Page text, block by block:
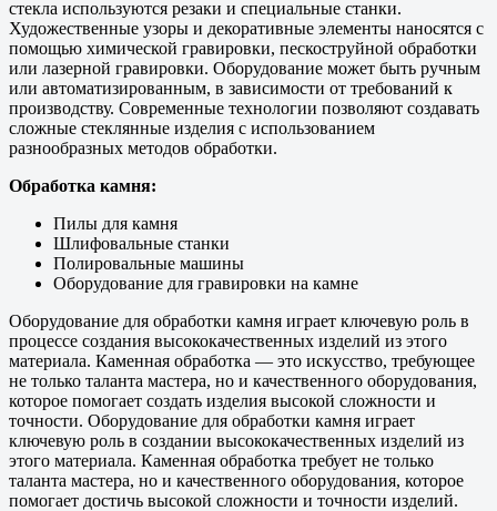
стекла используются резаки и специальные станки.
Художественные узоры и декоративные элементы наносятся с
помощью химической гравировки, пескоструйной обработки
или лазерной гравировки. Оборудование может быть ручным
или автоматизированным, в зависимости от требований к
производству. Современные технологии позволяют создавать
сложные стеклянные изделия с использованием
разнообразных методов обработки.
Обработка камня:
Пилы для камня
Шлифовальные станки
Полировальные машины
Оборудование для гравировки на камне
Оборудование для обработки камня играет ключевую роль в
процессе создания высококачественных изделий из этого
материала. Каменная обработка — это искусство, требующее
не только таланта мастера, но и качественного оборудования,
которое помогает создать изделия высокой сложности и
точности. Оборудование для обработки камня играет
ключевую роль в создании высококачественных изделий из
этого материала. Каменная обработка требует не только
таланта мастера, но и качественного оборудования, которое
помогает достичь высокой сложности и точности изделий.